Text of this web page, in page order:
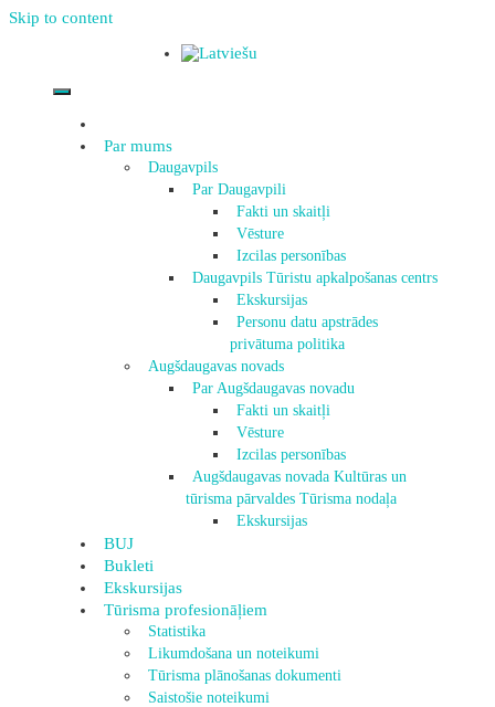
Skip to content
Par mums
Daugavpils
Par Daugavpili
Fakti un skaitļi
Vēsture
Izcilas personības
Daugavpils Tūristu apkalpošanas centrs
Ekskursijas
Personu datu apstrādes
privātuma politika
Augšdaugavas novads
Par Augšdaugavas novadu
Fakti un skaitļi
Vēsture
Izcilas personības
Augšdaugavas novada Kultūras un
tūrisma pārvaldes Tūrisma nodaļa
Ekskursijas
BUJ
Bukleti
Ekskursijas
Tūrisma profesionāļiem
Statistika
Likumdošana un noteikumi
Tūrisma plānošanas dokumenti
Saistošie noteikumi